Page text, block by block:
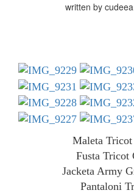
written by cudeea
Maleta
Fusta Tricot
Jacketa Army
Pantaloni